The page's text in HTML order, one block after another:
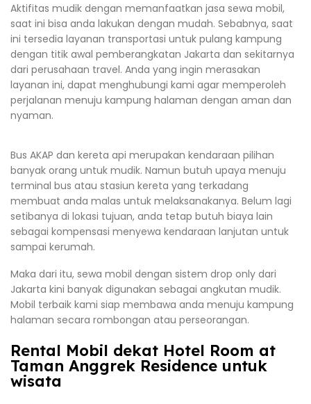
Aktifitas mudik dengan memanfaatkan jasa sewa mobil,
saat ini bisa anda lakukan dengan mudah. Sebabnya, saat
ini tersedia layanan transportasi untuk pulang kampung
dengan titik awal pemberangkatan Jakarta dan sekitarnya
dari perusahaan travel. Anda yang ingin merasakan
layanan ini, dapat menghubungi kami agar memperoleh
perjalanan menuju kampung halaman dengan aman dan
nyaman.
Bus AKAP dan kereta api merupakan kendaraan pilihan
banyak orang untuk mudik. Namun butuh upaya menuju
terminal bus atau stasiun kereta yang terkadang
membuat anda malas untuk melaksanakanya. Belum lagi
setibanya di lokasi tujuan, anda tetap butuh biaya lain
sebagai kompensasi menyewa kendaraan lanjutan untuk
sampai kerumah.
Maka dari itu, sewa mobil dengan sistem drop only dari
Jakarta kini banyak digunakan sebagai angkutan mudik.
Mobil terbaik kami siap membawa anda menuju kampung
halaman secara rombongan atau perseorangan.
Rental Mobil dekat Hotel Room at
Taman Anggrek Residence untuk
wisata